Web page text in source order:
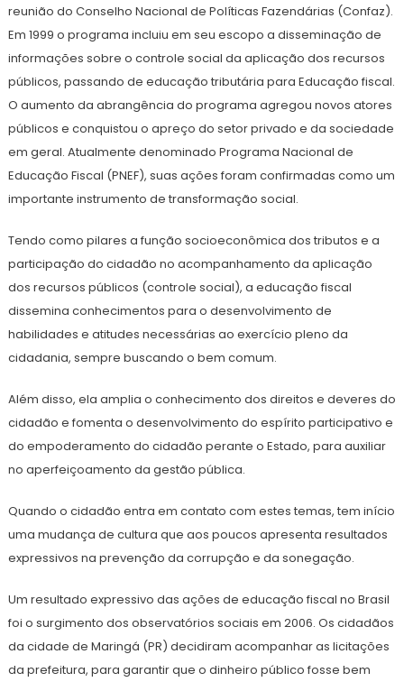
reunião do Conselho Nacional de Políticas Fazendárias (Confaz).
Em 1999 o programa incluiu em seu escopo a disseminação de
informações sobre o controle social da aplicação dos recursos
públicos, passando de educação tributária para Educação fiscal.
O aumento da abrangência do programa agregou novos atores
públicos e conquistou o apreço do setor privado e da sociedade
em geral. Atualmente denominado Programa Nacional de
Educação Fiscal (PNEF), suas ações foram confirmadas como um
importante instrumento de transformação social.
Tendo como pilares a função socioeconômica dos tributos e a
participação do cidadão no acompanhamento da aplicação
dos recursos públicos (controle social), a educação fiscal
dissemina conhecimentos para o desenvolvimento de
habilidades e atitudes necessárias ao exercício pleno da
cidadania, sempre buscando o bem comum.
Além disso, ela amplia o conhecimento dos direitos e deveres do
cidadão e fomenta o desenvolvimento do espírito participativo e
do empoderamento do cidadão perante o Estado, para auxiliar
no aperfeiçoamento da gestão pública.
Quando o cidadão entra em contato com estes temas, tem início
uma mudança de cultura que aos poucos apresenta resultados
expressivos na prevenção da corrupção e da sonegação.
Um resultado expressivo das ações de educação fiscal no Brasil
foi o surgimento dos observatórios sociais em 2006. Os cidadãos
da cidade de Maringá (PR) decidiram acompanhar as licitações
da prefeitura, para garantir que o dinheiro público fosse bem